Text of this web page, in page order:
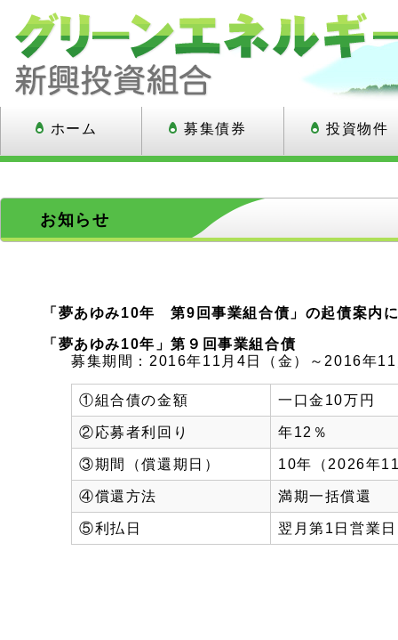
ホーム 募集債券 投資物件
お知らせ
「夢あゆみ10年 第9回事業組合債」の起債案内
「夢あゆみ10年」第９回事業組合債
募集期間：2016年11月4日（金）～2016年
①組合債の金額 一口金10万円
②応募者利回り 年12％
③期間（償還期日） 10年（2026年
④償還方法 満期一括償還
⑤利払日 翌月第1日営業日